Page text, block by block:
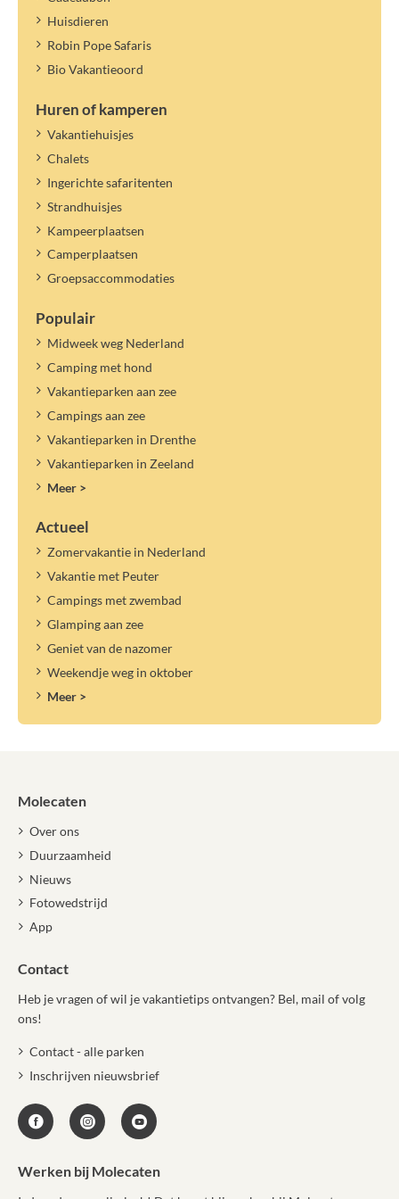
gehele verblijfsduur aanwezig zijn. Voor extra personen die korter
verblijven, betaal je het logé tarief.
mogelijk.
tarief kan later worden vastgesteld en verrekend.
Huisdieren
Robin Pope Safaris
Bio Vakantieoord
Huren of kamperen
Vakantiehuisjes
Chalets
Ingerichte safaritenten
Strandhuisjes
Kampeerplaatsen
Camperplaatsen
Groepsaccommodaties
Populair
Midweek weg Nederland
Camping met hond
Vakantieparken aan zee
Campings aan zee
Vakantieparken in Drenthe
Vakantieparken in Zeeland
Meer >
Actueel
Zomervakantie in Nederland
Vakantie met Peuter
Campings met zwembad
Glamping aan zee
Geniet van de nazomer
Weekendje weg in oktober
Meer >
Molecaten
Over ons
Duurzaamheid
Nieuws
Fotowedstrijd
App
Contact
Heb je vragen of wil je vakantietips ontvangen? Bel, mail of volg
ons!
Contact - alle parken
Inschrijven nieuwsbrief
Werken bij Molecaten